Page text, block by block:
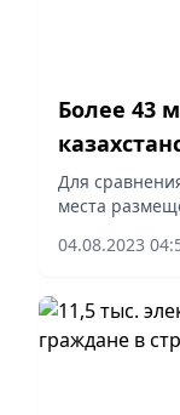
Более 43
месяца
Для
места
местах
04.08.2023